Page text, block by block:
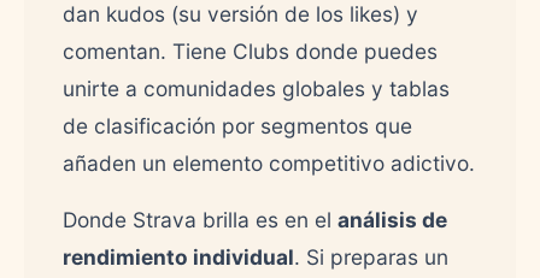
dan kudos (su versión de los likes) y
comentan. Tiene Clubs donde puedes
unirte a comunidades globales y tablas
de clasificación por segmentos que
añaden un elemento competitivo adictivo.
Donde Strava brilla es en el análisis de
rendimiento individual. Si preparas un